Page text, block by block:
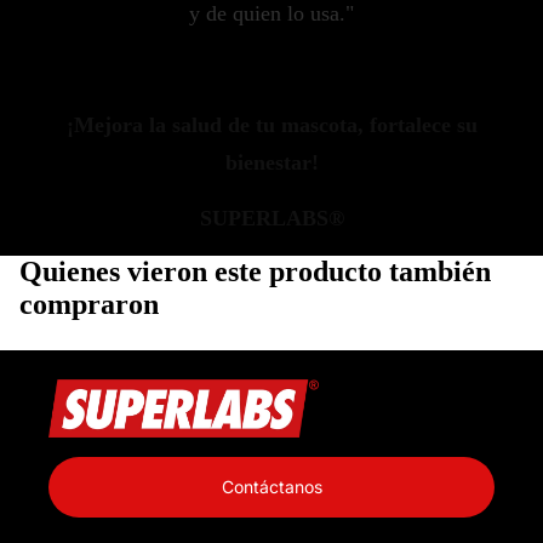
y de quien lo usa."
Quienes vieron este producto también
compraron
Contáctanos
Información de contacto
Política de reembolso